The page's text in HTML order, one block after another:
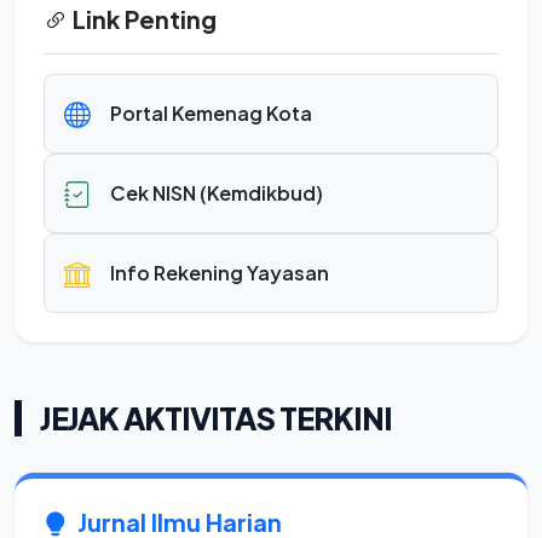
Link Penting
Portal Kemenag Kota
Cek NISN (Kemdikbud)
Info Rekening Yayasan
JEJAK AKTIVITAS TERKINI
Jurnal Ilmu Harian